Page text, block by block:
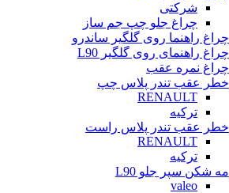
شرکتی
چراغ جلو چپ جم ساز
چراغ راهنما روی گلگیر ساندرو
چراغ راهنمای روی گلگیر L90
چراغ نمره عقب
خطر عقب تندر پلاس چپ
RENAULT
ترکیه
خطر عقب تندر پلاس راست
RENAULT
ترکیه
مه شکن سپر جلو L90
valeo